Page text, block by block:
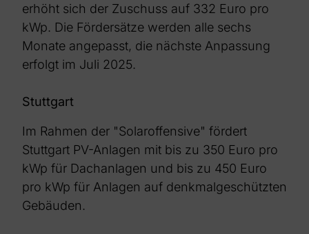
erhöht sich der Zuschuss auf 332 Euro pro
kWp. Die Fördersätze werden alle sechs
Monate angepasst, die nächste Anpassung
erfolgt im Juli 2025.
Stuttgart
Im Rahmen der "Solaroffensive" fördert
Stuttgart PV-Anlagen mit bis zu 350 Euro pro
kWp für Dachanlagen und bis zu 450 Euro
pro kWp für Anlagen auf denkmalgeschützten
Gebäuden.